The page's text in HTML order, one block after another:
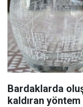
Bardaklarda
kaldıran yöntem